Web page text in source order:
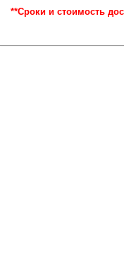
**Сроки и стоимость